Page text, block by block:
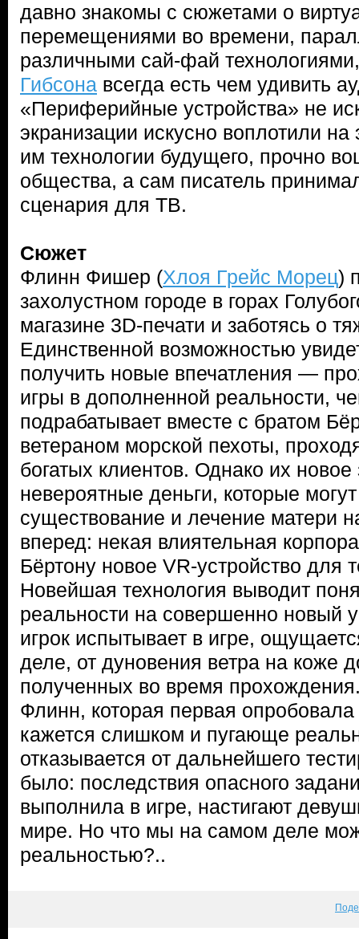
давно знакомы с сюжетами о
перемещениями во времени,
различными сай-фай
Гибсона всегда есть чем удивить
«Периферийные устройства» не
экранизации искусно воплотили
им технологии будущего, прочно
общества, а сам писатель
сценария для ТВ.
Сюжет
Флинн Фишер (Хлоя Грейс Морец)
захолустном городе в горах
магазине 3D-печати и заботясь о
Единственной возможностью
получить новые впечатления —
игры в дополненной реальности,
подрабатывает вместе с братом
ветераном морской пехоты,
богатых клиентов. Однако их
невероятные деньги, которые
существование и лечение матери
вперед: некая влиятельная
Бёртону новое VR-устройство для
Новейшая технология выводит
реальности на совершенно новый
игрок испытывает в игре,
деле, от дуновения ветра на коже
полученных во время
Флинн, которая первая опробовала
кажется слишком и пугающе
отказывается от дальнейшего
было: последствия опасного
выполнила в игре, настигают
мире. Но что мы на самом деле
реальностью?..